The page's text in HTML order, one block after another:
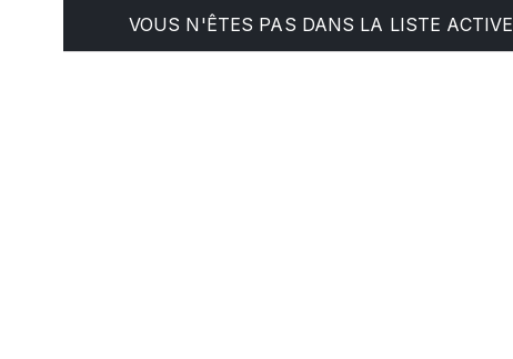
VOUS N'ÊTES PAS DANS LA LISTE ACTIVE